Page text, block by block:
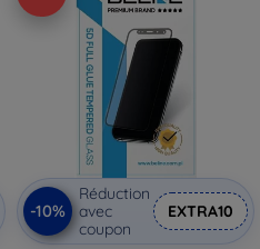
-10%
Réduction
avec
coupon
EXTRA10